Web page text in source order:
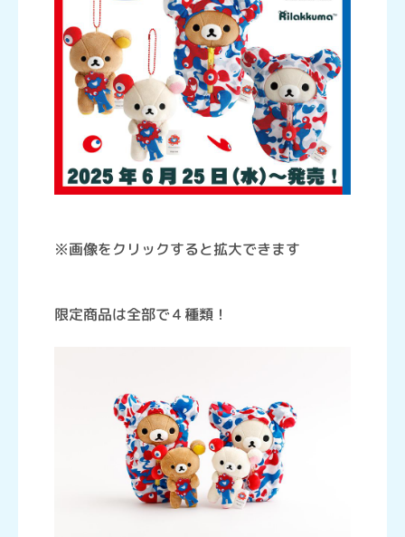
※画像をクリックすると拡大できます
限定商品は全部で４種類！